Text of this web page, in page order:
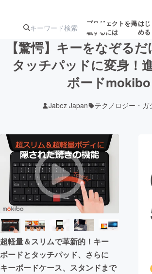
プロジェクトを掲
載するには
はじ
める
注目の新着プロ募集終了が
テクノロジー・ガジェット
映像・映画
ビジネス・起業
まちづくり・地域活性化
CAMPFIRE for Social Good
【驚愕】キーをなぞる
タッチパッドに変身！
ボードmokibo
Jabez Japan テクノロジー・ガ
超軽量＆スリムで革新的！キー
ボードとタッチパッド、さらに
キーボードケース、スタンドまで